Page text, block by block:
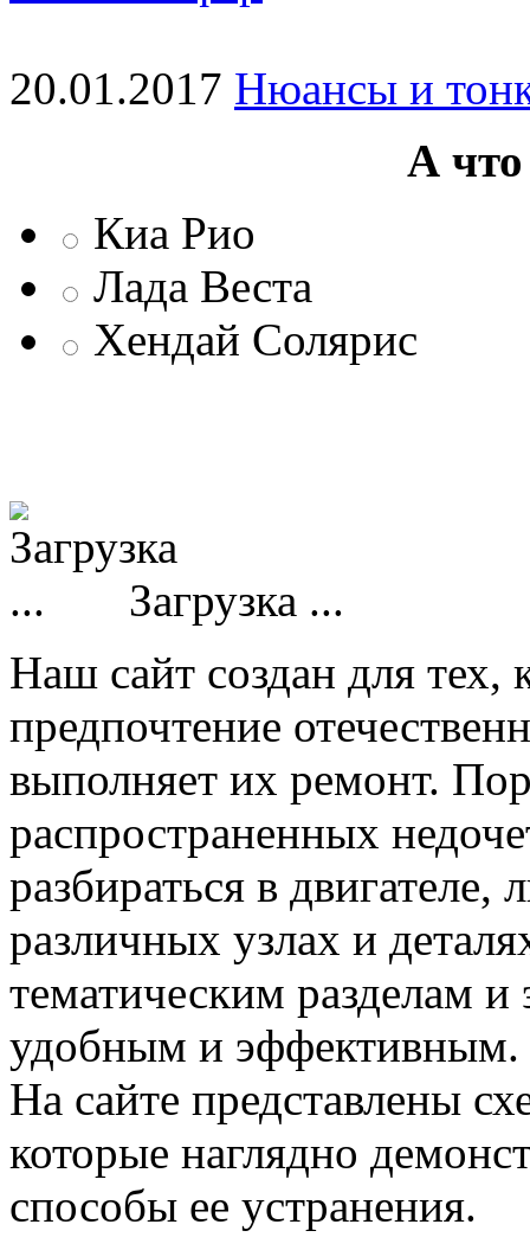
20.01.2017 Нюансы и
А
Киа Рио
Лада Веста
Хендай Солярис
Загрузка ...
Наш сайт создан для тех,
предпочтение
выполняет их ремонт.
распространенных
разбираться в двигателе,
различных узлах и
тематическим разделам и
удобным и эффективным.
На сайте представлены
которые наглядно
способы ее устранения.